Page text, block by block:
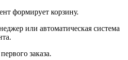
формирует корзину.
или автоматическая система
заказа.